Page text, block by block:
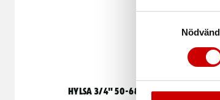
Hylsa 3/4" 50-68 mm